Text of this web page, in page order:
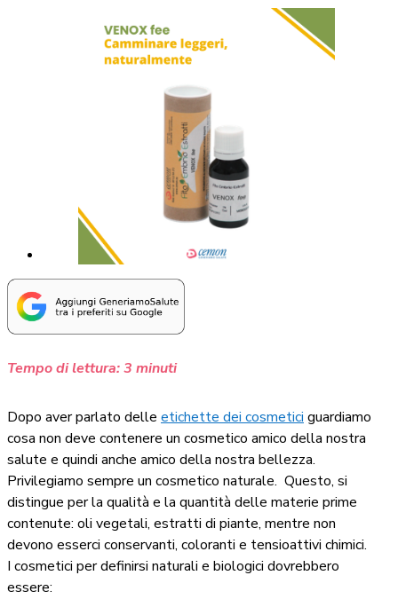
Tempo di lettura:3 minuti
Dopo aver parlato delle etichette dei cosmetici guardiamo
cosa non deve contenere un cosmetico amico della nostra
salute e quindi anche amico della nostra bellezza.
Privilegiamo sempre un cosmetico naturale. Questo, si
distingue per la qualità e la quantità delle materie prime
contenute: oli vegetali, estratti di piante, mentre non
devono esserci conservanti, coloranti e tensioattivi chimici.
I cosmetici per definirsi naturali e biologici dovrebbero
essere: